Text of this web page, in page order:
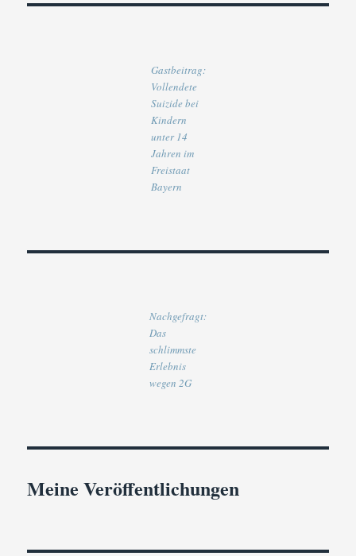
Gastbeitrag:
Vollendete
Suizide bei
Kindern
unter 14
Jahren im
Freistaat
Bayern
Nachgefragt:
Das
schlimmste
Erlebnis
wegen 2G
Meine Veröffentlichungen